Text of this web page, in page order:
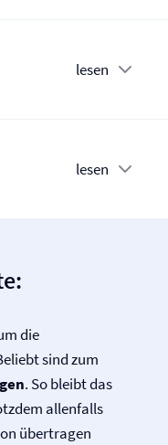
lesen
lesen
die
sind zum
. So bleibt das
allenfalls
übertragen